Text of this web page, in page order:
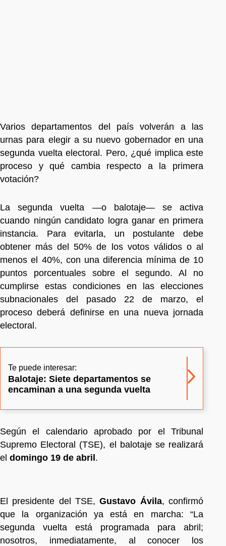
Varios departamentos del país volverán a las
urnas para elegir a su nuevo gobernador en una
segunda vuelta electoral. Pero, ¿qué implica este
proceso y qué cambia respecto a la primera
votación?
La segunda vuelta —o balotaje— se activa
cuando ningún candidato logra ganar en primera
instancia. Para evitarla, un postulante debe
obtener más del 50% de los votos válidos o al
menos el 40%, con una diferencia mínima de 10
puntos porcentuales sobre el segundo. Al no
cumplirse estas condiciones en las elecciones
subnacionales del pasado 22 de marzo, el
proceso deberá definirse en una nueva jornada
electoral.
Te puede interesar:
Balotaje: Siete departamentos se
encaminan a una segunda vuelta
Según el calendario aprobado por el Tribunal
Supremo Electoral (TSE), el balotaje se realizará
el domingo 19 de abril.
El presidente del TSE,Gustavo Ávila, confirmó
que la organización ya está en marcha: “La
segunda vuelta está programada para abril;
nosotros, inmediatamente, al conocer los